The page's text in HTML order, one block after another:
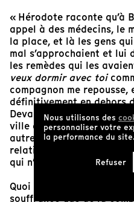
« Hérodote raconte qu’à
appel à des médecins,
la place, et là les gens
mal s’approchaient et lui
les remèdes qui les
veux dormir avec toi
compagnon me repousse,
définitivement en dehors
Devant ce refus
ville qui me conduira
autres couples qui me
relations et la vie
qui n’a pas fonctionné
Quoi de mieux pour
souffrance que de la
Nous utilisons des
personnaliser votre
la performance du site.
Refuser